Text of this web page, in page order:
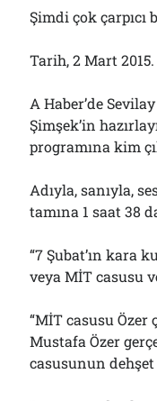
Şimdi çok çarpıcı
Tarih, 2 Mart 2015.
A Haber’de
Şimşek’in
programına kim
Adıyla, sanıyla,
tamına 1 saat 38
“7 Şubat’ın kara
veya MİT casusu
“MİT casusu
Mustafa Özer
casusunun